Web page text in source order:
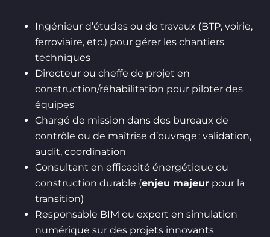
Ingénieur d’études ou de travaux (BTP, voirie,
ferroviaire, etc.) pour gérer les chantiers
techniques
Directeur ou cheffe de projet en
construction/réhabilitation pour piloter des
équipes
Chargé de mission dans des bureaux de
contrôle ou de maîtrise d’ouvrage : validation,
audit, coordination
Consultant en efficacité énergétique ou
construction durable (enjeu majeur pour la
transition)
Responsable BIM ou expert en simulation
numérique sur des projets innovants